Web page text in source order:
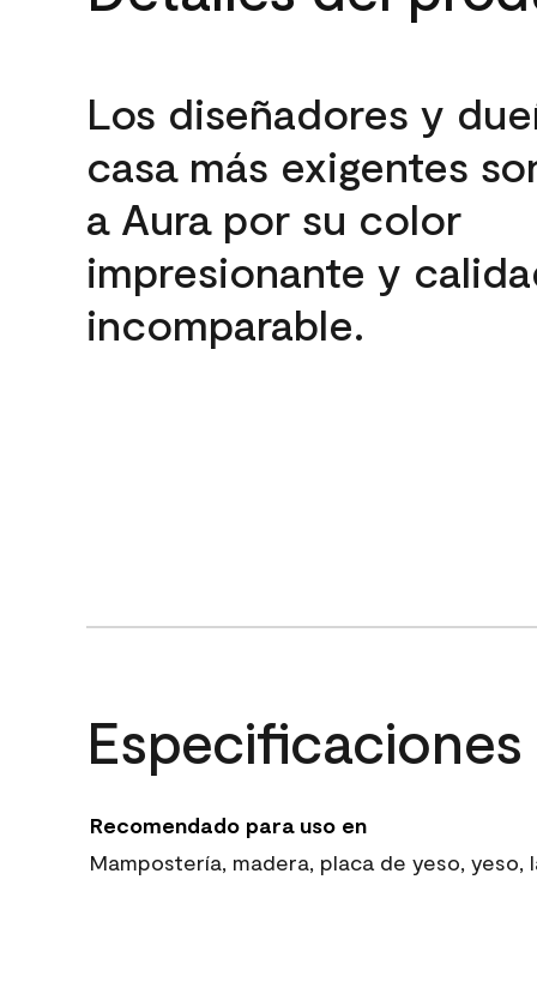
Los diseñadores y
casa más exigentes
a Aura por su color
impresionante y
incomparable.
Especificaciones
Recomendado para uso en
Mampostería, madera, placa de yeso, yeso,